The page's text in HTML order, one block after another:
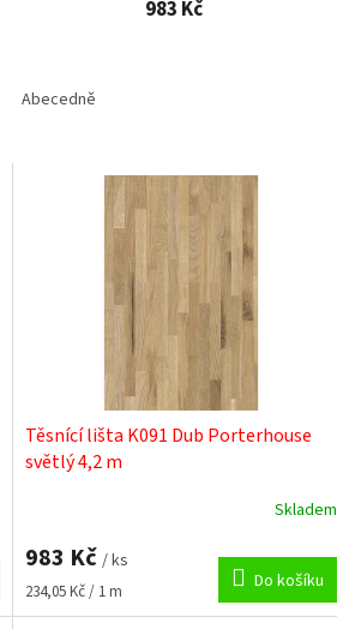
983 Kč
Abecedně
Těsnící lišta K091 Dub Porterhouse
světlý 4,2 m
Skladem
983 Kč / ks
Měrná
cena:
234,05 Kč / 1 m Do košíku